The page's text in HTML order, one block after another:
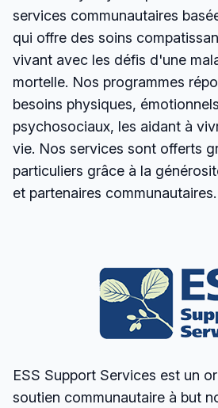
services communautaires
qui offre des soins
vivant avec les défis d'une
mortelle. Nos programmes
besoins physiques,
psychosociaux, les aidant à
vie. Nos services sont offerts
particuliers grâce à la
et partenaires communautaires.
ESS Support Services est un
soutien communautaire à but